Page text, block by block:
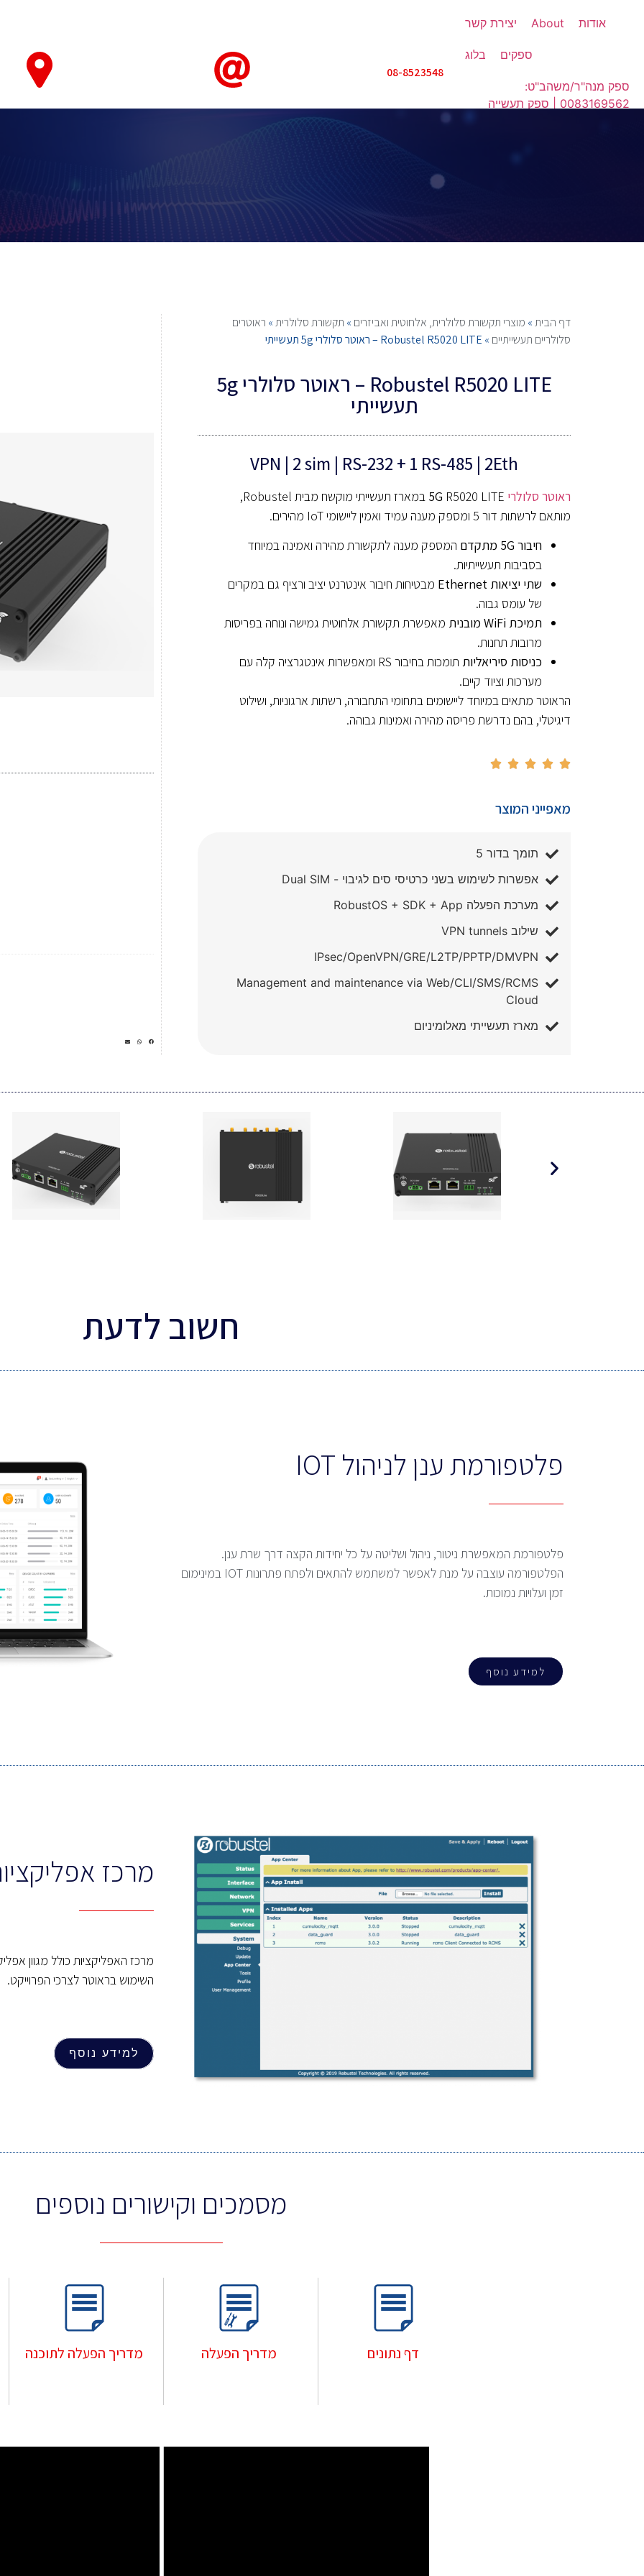
אודות About יצירת קשר
ספקים בלוג
ספק מנה"ר/משהב"ט:
0083169562 | ספק תעשייה
08-8523548
חיישנים ומערכות ניטור ובקרה
דף הבית» מוצרי תקשורת סלולרית, אלחוטית ואביזרים » תקשורת סלולרית» ראוטרים
סלולריים תעשייתיים » Robustel R5020 LITE – ראוטר סלולרי 5g תעשייתי
Robustel R5020 LITE – ראוטר סלולרי 5g
תעשייתי
VPN | 2 sim | RS-232 + 1 RS-485 | 2Eth
ראוטר סלולרי
R5020 LITE במארז תעשייתי מוקשח מבית Robustel,
מותאם לרשתות דור 5 ומספק מענה עמיד ואמין ליישומי IoT מהירים.
חיבור 5G מתקדם
המספק מענה לתקשורת מהירה ואמינה במיוחד
בסביבות תעשייתיות.
שתי יציאות Ethernet
מבטיחות חיבור אינטרנט יציב ורציף גם במקרים
של עומס גבוה.
תמיכת WiFi מובנית
מאפשרת תקשורת אלחוטית גמישה ונוחה בפריסות
מרובות תחנות.
כניסות סיריאליות
תומכות בחיבור RS ומאפשרות אינטגרציה קלה עם
מערכות וציוד קיים.
הראוטר מתאים במיוחד ליישומים בתחומי התחבורה, רשתות ארגוניות, ושילוט
דיגיטלי, בהם נדרשת פריסה מהירה ואמינות גבוהה.





מאפייני המוצר
תומך בדור 5
אפשרות לשימוש בשני כרטיסי סים לגיבוי - Dual SIM
מערכת הפעלה RobustOS + SDK + App
שילוב VPN tunnels
IPsec/OpenVPN/GRE/L2TP/PPTP/DMVPN
Management and maintenance via Web/CLI/SMS/RCMS
Cloud
מארז תעשייתי מאלומיניום
חשוב לדעת
פלטפורמת ענן לניהול IOT
פלטפורמת המאפשרת ניטור, ניהול ושליטה על כל יחידות הקצה דרך שרת ענן.
הפלטפורמה עוצבה על מנת לאפשר למשתמש להתאים ולפתח פתרונות IOT במינימום
זמן ועלויות נמוכות.
למידע נוסף
מרכז
מרכז האפליקציות כולל מגוון
השימוש בראוטר לצרכי הפרוייקט.
למידע נוסף
מסמכים וקישורים נוספים
דף נתונים מדריך הפעלה מדריך הפעלה לתוכנה